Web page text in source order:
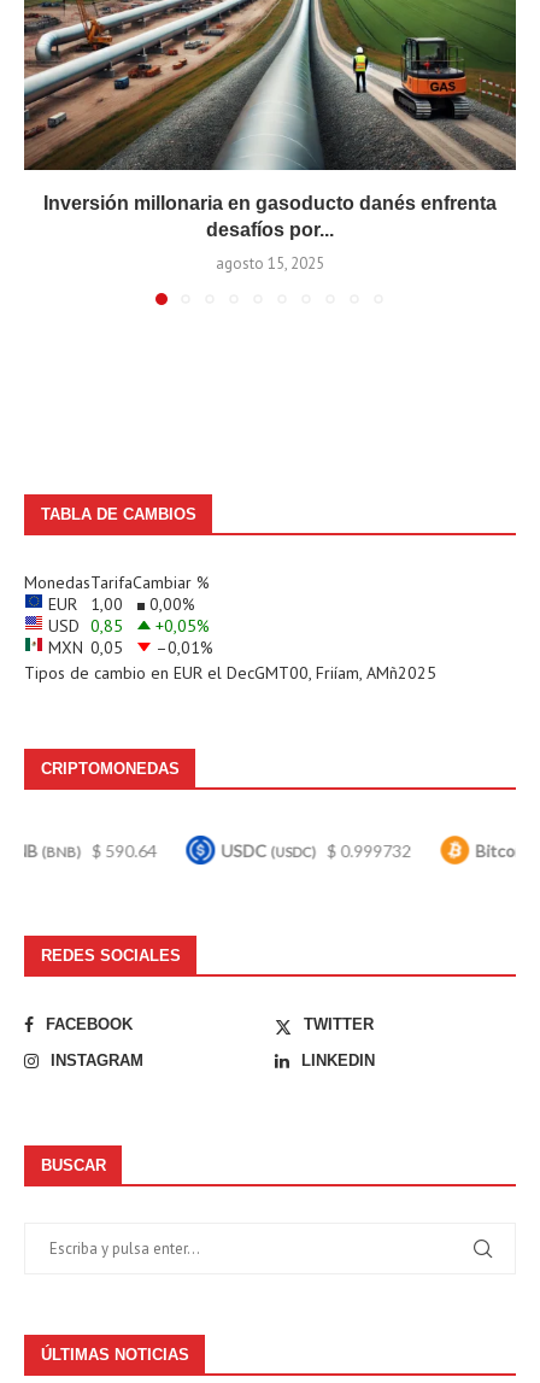
Inversión millonaria en gasoducto danés enfrenta
desafíos por...
agosto 15, 2025
TABLA DE CAMBIOS
MonedasTarifaCambiar %
EUR
1,00 0,00%
USD 0,85 +0,05%
MXN 0,05 –0,01%
Tipos de cambio en EUR el DecGMT00, Friíam, AMñ2025
CRIPTOMONEDAS
$ 590.64 USDC(USDC) $ 0.999732 Bitcoin(BTC) $
REDES SOCIALES
FACEBOOK
TWITTER
INSTAGRAM
LINKEDIN
BUSCAR
ÚLTIMAS NOTICIAS